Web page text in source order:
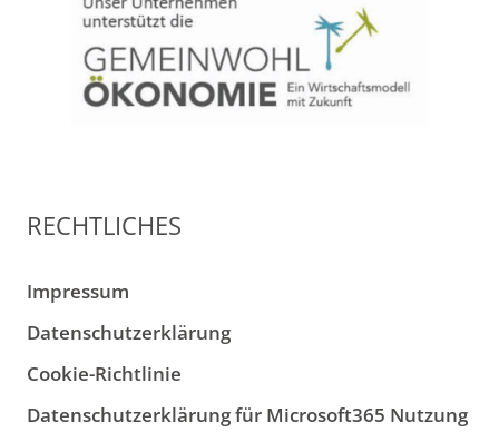
RECHTLICHES
Impressum
Datenschutzerklärung
Cookie-Richtlinie
Datenschutzerklärung für Microsoft365 Nutzung